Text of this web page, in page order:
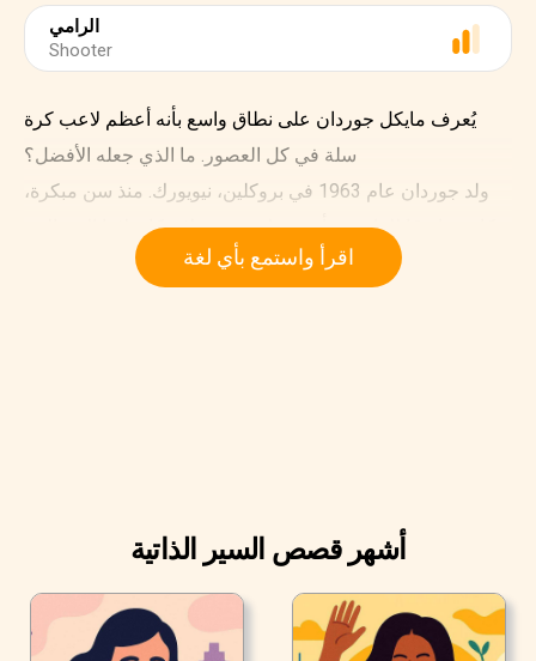
الرامي
Shooter
يُعرف مايكل جوردان على نطاق واسع بأنه أعظم لاعب كرة
سلة في كل العصور. ما الذي جعله الأفضل؟
ولد جوردان عام 1963 في بروكلين، نيويورك. منذ سن مبكرة،
كان منافسًا للغاية. نشأ في ويلمينغتن بولاية كارولاينا الشمالية،
اقرأ واستمع بأي لغة
أشهر قصص السير الذاتية